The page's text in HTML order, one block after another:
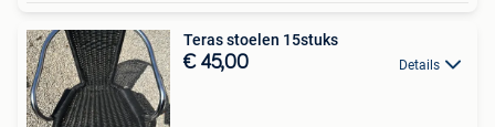
Teras stoelen 15stuks
€ 45,00 Details